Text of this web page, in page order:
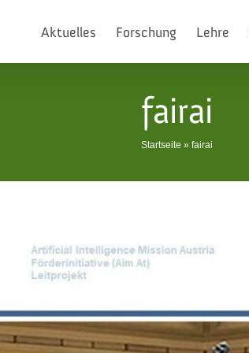
Aktuelles Forschung Lehre
fairai
Startseite » fairai